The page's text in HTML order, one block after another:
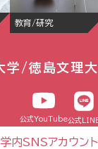
教育/研究
学/徳島文理
公式YouTube公式
学内SNSアカウン